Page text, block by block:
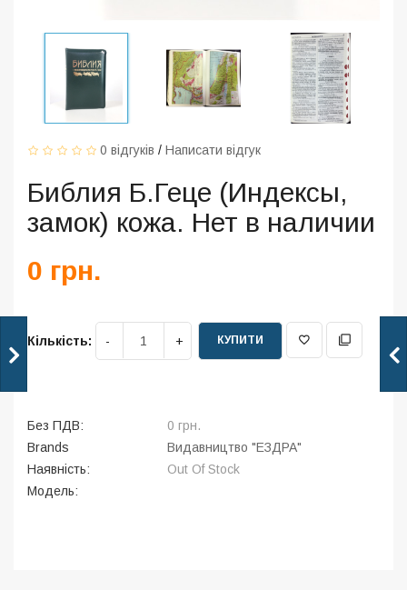
0 відгуків / Написати відгук
Библия Б.Геце (Индексы,
замок) кожа. Нет в наличии
0 грн.
Кількість: КУПИТИ
Без ПДВ:
0 грн.
Brands
Видавництво "ЕЗДРА"
Наявність:
Out Of Stock
Модель: